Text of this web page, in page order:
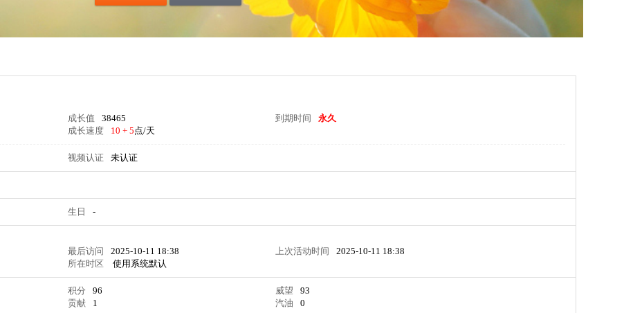
成长值 38465 到期时间
永久
成长速度
10 + 5点/天
视频认证 未认证
生日 -
最后访问 2025-10-11 18:38 上次活动时间
2025-10-11 18:38
所在时区 使用系统默认
积分 96 威望
93
贡献 1 汽油 0